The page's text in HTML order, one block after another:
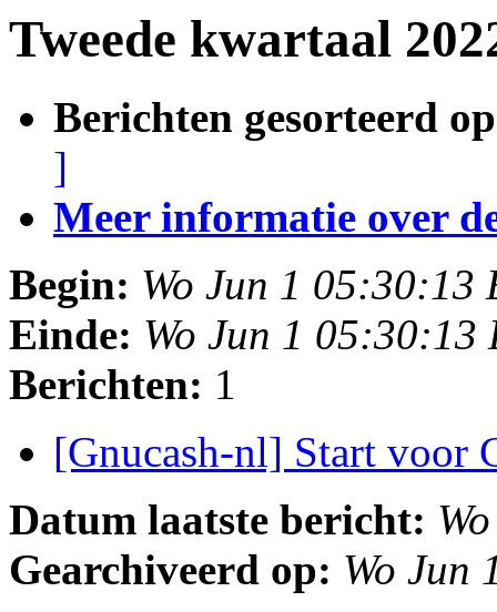
Tweede kwartaal
Berichten gesorteerd
]
Meer informatie over
Begin: Wo Jun 1 05:30:13
Einde: Wo Jun 1 05:30:13
Berichten: 1
[Gnucash-nl] Start voor
Datum laatste bericht:
Gearchiveerd op: Wo Jun